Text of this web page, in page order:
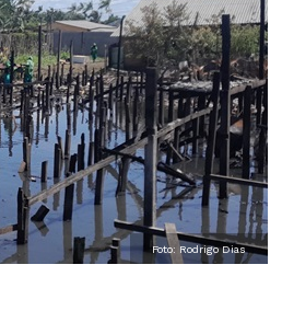
Foto: Rodrigo Dias